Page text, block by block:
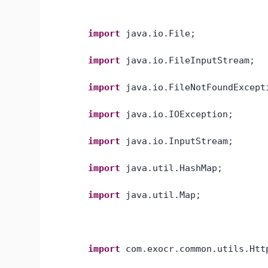
import java.io.File;
import java.io.FileInputStream;
import
import java.io.IOException;
import java.io.InputStream;
import java.util.HashMap;
import java.util.Map;
import